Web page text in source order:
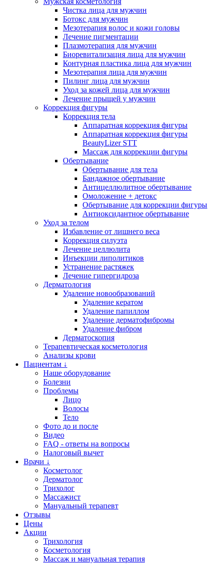
Чистка лица для мужчин
Ботокс для мужчин
Мезотерапия волос и кожи головы
Лечение пигментации
Плазмотерапия для мужчин
Биоревитализация лица для мужчин
Контурная пластика лица для мужчин
Мезотерапия лица для мужчин
Пилинг лица для мужчин
Уход за кожей лица для мужчин
Лечение прыщей у мужчин
Коррекция фигуры
Коррекция тела
Аппаратная коррекция фигуры
Аппаратная коррекция фигуры
BeautyLizer STT
Массаж для коррекции фигуры
Обертывание
Обертывание для тела
Бандажное обертывание
Антицеллюлитное обертывание
Омоложение + детокс
Обертывание для коррекции фигуры
Антиоксидантное обертывание
Уход за телом
Избавление от лишнего веса
Коррекция силуэта
Лечение целлюлита
Инъекции липолитиков
Устранение растяжек
Лечение гипергидроза
Дерматология
Удаление новообразований
Удаление кератом
Удаление папиллом
Удаление дерматофибромы
Удаление фибром
Дерматоскопия
Терапевтическая косметология
Анализы крови
Пациентам ↓
Наше оборудование
Болезни
Проблемы
Лицо
Волосы
Тело
Фото до и после
Видео
FAQ - ответы на вопросы
Налоговый вычет
Врачи ↓
Косметолог
Дерматолог
Трихолог
Массажист
Мануальный терапевт
Отзывы
Цены
Акции
Трихология
Косметология
Массаж и мануальная терапия